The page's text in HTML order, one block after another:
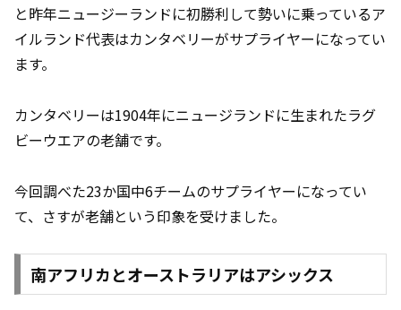
と昨年ニュージーランドに初勝利して勢いに乗っているア
イルランド代表はカンタベリーがサプライヤーになってい
ます。
カンタベリーは1904年にニュージランドに生まれたラグ
ビーウエアの老舗です。
今回調べた23か国中6チームのサプライヤーになってい
て、さすが老舗という印象を受けました。
南アフリカとオーストラリアはアシックス